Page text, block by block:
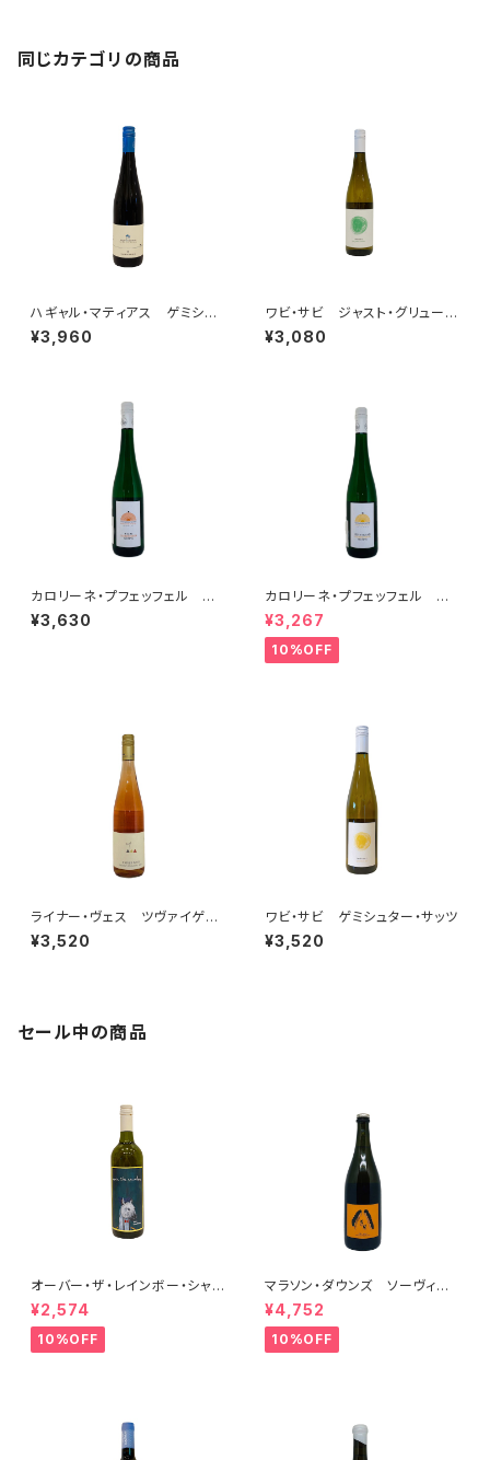
同じカテゴリの商品
ハギャル・マティアス ゲミシュ
ター・サッツ 2023
¥3,960
ワビ・サビ ジャスト・グリューナ
ー・ヴェルトリーナー 2023
¥3,080
カロリーネ・プフェッフェル リ
ースリング フェーダーシュピー
ル 2020
¥3,630
カロリーネ・プフェッフェル グ
リューナー・ヴェルトリーナー フ
ェーダーシュピール 2020
¥3,267
10%OFF
ライナー・ヴェス ツヴァイゲル
ト ザンクト・ラウレント ロゼ 2
021
¥3,520
ワビ・サビ ゲミシュター・サッツ
¥3,520
セール中の商品
オーバー・ザ・レインボー・シャル
ドネ(午) 2025
¥2,574
10%OFF
マラソン・ダウンズ ソーヴィニ
ヨン・ブラン ペティアンナチュ
ール 2022
¥4,752
10%OFF